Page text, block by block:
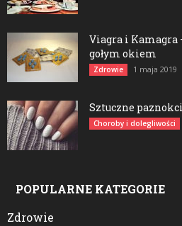
Viagra i Kamagra
gołym okiem
Zdrowie 1 maja 2019
Sztuczne
Choroby i dolegliwości
POPULARNE KATEGORIE
Zdrowie